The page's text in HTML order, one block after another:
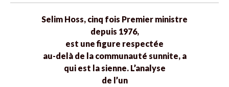
Selim Hoss, cinq fois Premier ministre
depuis 1976,
est une figure respectée
au-delà de la communauté sunnite, a
qui est la sienne. L’analyse
de l’un